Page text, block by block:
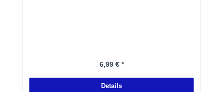
Regulärer Preis:
6,99 € *
Details